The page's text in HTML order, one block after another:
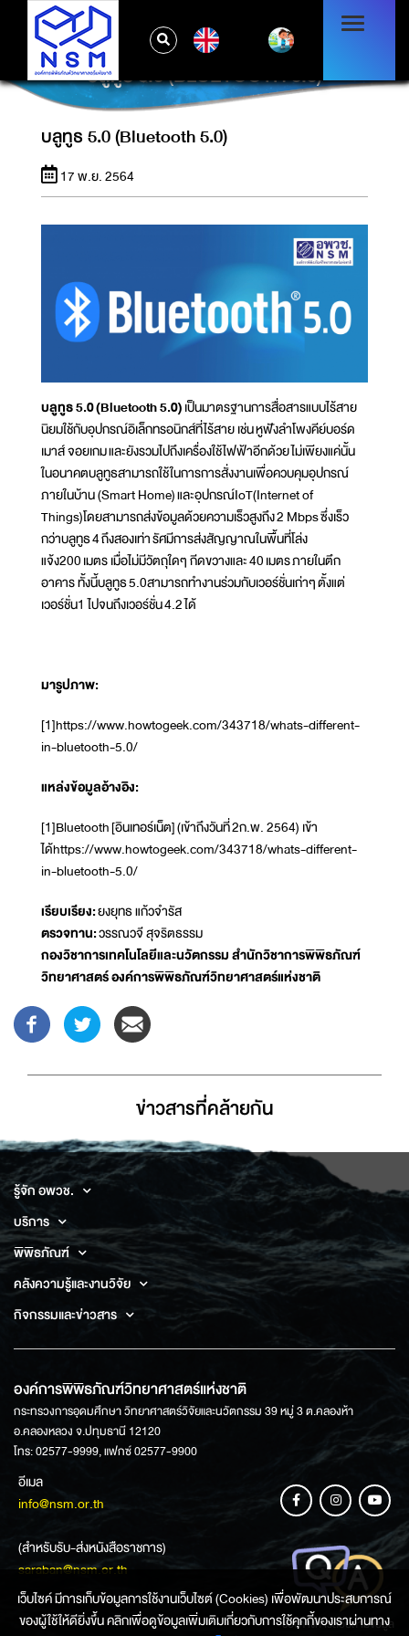
บลูทูธ 5.0 (BLUETOOTH 5.0)
บลูทูธ 5.0 (Bluetooth 5.0)
17 พ.ย. 2564
บลูทูธ 5.0(Bluetooth 5.0)เป็นมาตรฐานการสื่อสารแบบไร้สาย
นิยมใช้กับอุปกรณ์อิเล็กทรอนิกส์ที่ไร้สาย เช่น หูฟังลำโพงคีย์บอร์ด
เมาส์ จอยเกม และยังรวมไปถึงเครื่องใช้ไฟฟ้าอีกด้วย ไม่เพียงแค่นั้น
ในอนาคตบลูทูธสามารถใช้ในการการสั่งงานเพื่อควบคุมอุปกรณ์
ภายในบ้าน (Smart Home) และอุปกรณ์IoT(Internet of
Things)โดยสามารถส่งข้อมูลด้วยความเร็วสูงถึง 2 Mbps ซึ่งเร็ว
กว่าบลูทูธ 4 ถึงสองเท่า รัศมีการส่งสัญญาณในพื้นที่โล่ง
แจ้ง200 เมตร เมื่อไม่มีวัตถุใดๆ กีดขวางและ 40 เมตร ภายในตึก
อาคาร ทั้งนี้บลูทูธ 5.0สามารถทำงานร่วมกับเวอร์ชั่นเก่าๆ ตั้งแต่
เวอร์ชั่น1 ไปจนถึงเวอร์ชั่น 4.2 ได้
มารูปภาพ:
[1]https://www.howtogeek.com/343718/whats-different-
in-bluetooth-5.0/
แหล่งข้อมูลอ้างอิง:
[1]Bluetooth [อินเทอร์เน็ต] (เข้าถึงวันที่ 2ก.พ. 2564) เข้า
ได้https://www.howtogeek.com/343718/whats-different-
in-bluetooth-5.0/
เรียบเรียง:ยงยุทธ แก้วจำรัส
ตรวจทาน:วรรณวจี สุจริตธรรม
กองวิชาการเทคโนโลยีและนวัตกรรม สำนักวิชาการพิพิธภัณฑ์
วิทยาศาสตร์ องค์การพิพิธภัณฑ์วิทยาศาสตร์แห่งชาติ
ข่าวสารที่่คล้ายกัน
รู้จัก อพวช.
บริการ
พิพิธภัณฑ์
คลังความรู้และงานวิจัย
กิจกรรมและข่าวสาร
องค์การพิพิธภัณฑ์วิทยาศาสตร์แห่งชาติ
กระทรวงการอุดมศึกษา วิทยาศาสตร์วิจัยและนวัตกรรม 39 หมู่ 3 ต.คลองห้า
อ.คลองหลวง จ.ปทุมธานี 12120
โทร: 02577-9999, แฟกซ์ 02577-9900
อีเมล
info@nsm.or.th
(สำหรับรับ-ส่งหนังสือราชการ)
saraban@nsm.or.th
ช่องทางการสอบถามข้อมูล
เว็บไซค์ มีการเก็บข้อมูลการใช้งานเว็บไซต์ (Cookies) เพื่อพัฒนาประสบการณ์
ของผู้ใช้ให้ดียิ่งขึ้น คลิกเพื่อดูข้อมูลเพิ่มเติมเกี่ยวกับการใช้คุกกี้ของเราผ่านทาง